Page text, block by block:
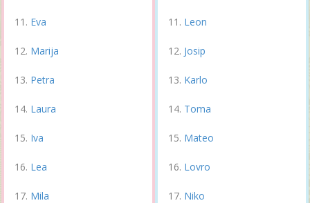
Eva
Marija
Petra
Laura
Iva
Lea
Mila
Leon
Josip
Karlo
Toma
Mateo
Lovro
Niko